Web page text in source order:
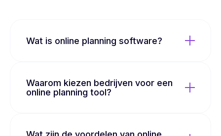
Wat is online planning software?
Waarom kiezen bedrijven voor een
online planning tool?